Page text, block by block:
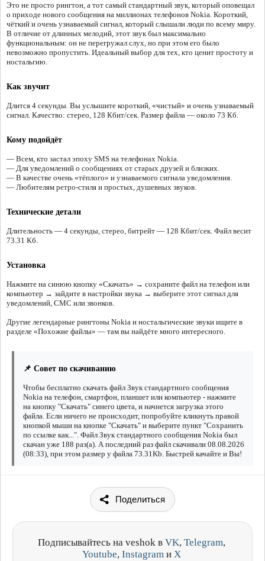
Это не просто рингтон, а тот самый стандартный звук, который оповещал
о приходе нового сообщения на миллионах телефонов Nokia. Короткий,
чёткий и очень узнаваемый сигнал, который слышали люди по всему миру.
В отличие от длинных мелодий, этот звук был максимально
функциональным: он не перегружал слух, но при этом его было
невозможно пропустить. Идеальный выбор для тех, кто ценит простоту и
ностальгию.
Как звучит
Длится 4 секунды. Вы услышите короткий, «чистый» и очень узнаваемый
сигнал. Качество: стерео, 128 Кбит/сек. Размер файла — около 73 Кб.
Кому подойдёт
— Всем, кто застал эпоху SMS на телефонах Nokia.
— Для уведомлений о сообщениях от старых друзей и близких.
— В качестве очень «тёплого» и узнаваемого сигнала уведомления.
— Любителям ретро-стиля и простых, душевных звуков.
Технические детали
Длительность — 4 секунды, стерео, битрейт — 128 Кбит/сек. Файл весит
73.31 Кб.
Установка
Нажмите на синюю кнопку «Скачать» → сохраните файл на телефон или
компьютер → зайдите в настройки звука → выберите этот сигнал для
уведомлений, СМС или звонков.
Другие легендарные рингтоны Nokia и ностальгические звуки ищите в
разделе «Похожие файлы» — там вы найдёте много интересного.
📌 Совет по скачиванию
Чтобы бесплатно скачать файл Звук стандартного сообщения
Nokia на телефон, смартфон, планшет или компьютер - нажмите
на кнопку "Скачать" синего цвета, и начнется загрузка этого
файла. Если ничего не происходит, попробуйте кликнуть правой
кнопкой мыши на кнопке "Скачать" и выберите пункт "Сохранить
по ссылке как...". Файл Звук стандартного сообщения Nokia был
скачан уже 188 раз(а). А последний раз файл скачивали 08.08.2026
(08:33), при этом размер у файла 73.31Kb. Быстрей качайте и Вы!
Поделиться
Подписывайтесь на veshok в VK, Telegram,
Youtube, Instagram и X